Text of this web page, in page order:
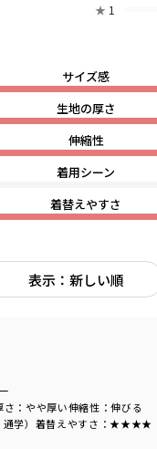
★ 1
サイズ感
生地の厚さ
伸縮性
着用シーン
着替えやすさ
表示：新しい順
さ ：やや厚い伸縮性 ：伸びる
学） 着替えやすさ ：★★★★